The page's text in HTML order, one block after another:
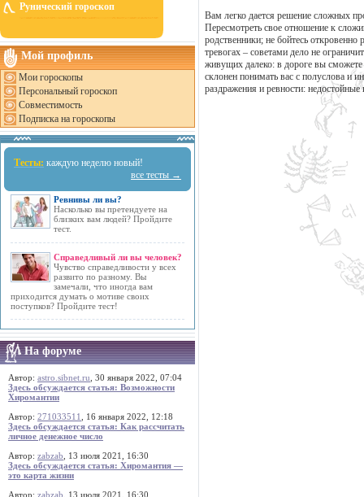
Рунический гороскоп
Мой профиль
Мои гороскопы
Персональный гороскоп
Совместимость
Подписка на гороскопы
Тесты: каждую неделю новый!
все тесты →
Ревнивы ли вы?
Насколько вы претендуете на
близких вам людей? Пройдите
тест.
Справедливый ли вы человек?
Чувство справедливости у всех
развито по разному. Вы
замечали, что иногда вам
приходится думать о мотиве своих
поступков? Пройдите тест!
На форуме
Автор: astro.sibnet.ru , 30 января 2022, 07:04
Здесь обсуждается статья: Возможности
Хиромантии
Автор: 271033511
, 16 января 2022, 12:18
Здесь обсуждается статья: Как рассчитать
личное денежное число
Автор: zabzab , 13 июля 2021, 16:30
Здесь обсуждается статья: Хиромантия —
это карта жизни
Автор: zabzab , 13 июля 2021, 16:30
Вам легко дается решение сложных
Пересмотреть свое отношение к
родственники; не бойтесь
тревогах – советами дело не
живущих далеко: в дороге вы
склонен понимать вас с полуслова и
раздражения и ревности: